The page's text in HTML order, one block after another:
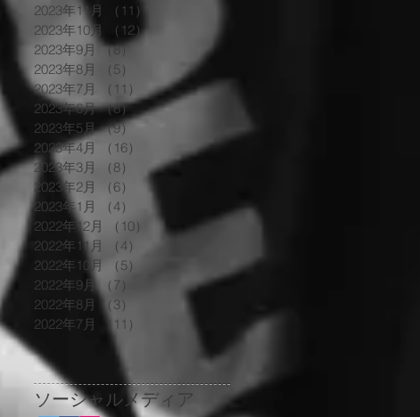
2023年11月
（11）
2023年10月
（12）
2023年9月 （8）
2023年8月
（5）
5件の記事
2023年7月
（11）
11件の記事
2023年6月 （8）8件の記事
2023年5月 （9）
2023年4月
（16）
16件の記事
2023年3月
（8）
8件の記事
2023年2月
（6）
6件の記事
2023年1月
（4）
2022年12月
（10）
10件の記事
2022年11月
（4）
2022年10月
（5）
2022年9月
（7）
7件の記事
2022年8月
（3）
2022年7月
（11）
ソーシャルメディア